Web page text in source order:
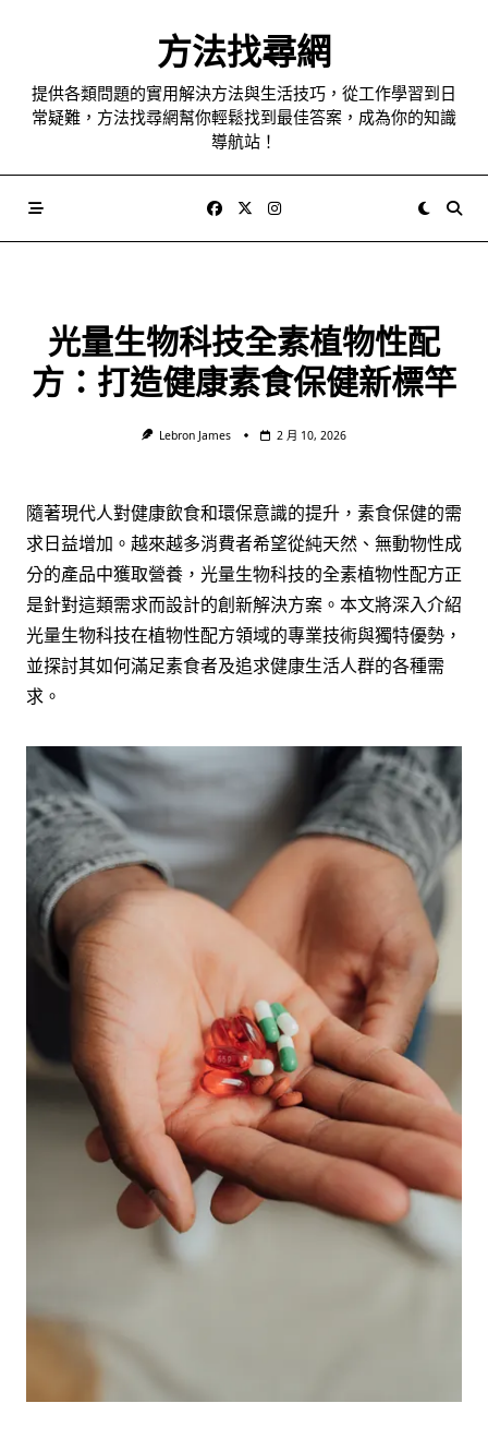
方法找尋網
提供各類問題的實用解決方法與生活技巧，從工作學習到日
常疑難，方法找尋網幫你輕鬆找到最佳答案，成為你的知識
導航站！
光量生物科技全素植物性配
方：打造健康素食保健新標竿
Lebron James 2 月 10, 2026
隨著現代人對健康飲食和環保意識的提升，素食保健的需
求日益增加。越來越多消費者希望從純天然、無動物性成
分的產品中獲取營養，光量生物科技的全素植物性配方正
是針對這類需求而設計的創新解決方案。本文將深入介紹
光量生物科技在植物性配方領域的專業技術與獨特優勢，
並探討其如何滿足素食者及追求健康生活人群的各種需
求。